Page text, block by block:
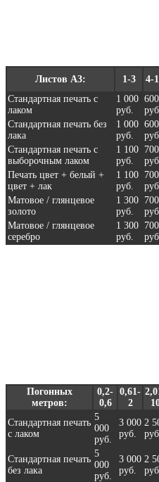
Листов А3: 1-3 4-
Стандартная печать с
лаком
1 000
руб.
600
руб.
Стандартная печать без
лака
1 000
руб.
600
руб.
Стандартная печать с
выборочным лаком
1 100
руб.
700
руб.
Печать цвет + белый +
цвет + лак
1 100
руб.
700
руб.
Матовое / глянцевое
золото
1 300
руб.
700
руб.
Матовое / глянцевое
серебро
1 300
руб.
700
руб.
Погонных
метров:
0,2-
0,6
0,61-
2
Стандартная печать
с лаком
5
000
руб.
3 000
руб.
2
руб.
Стандартная печать
без лака
5
000
руб.
3 000
руб.
2
руб.